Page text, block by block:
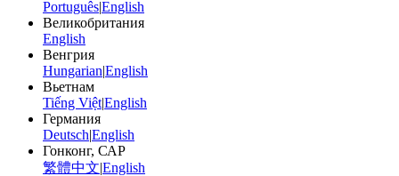
Português|English
Великобритания
English
Венгрия
Hungarian|English
Вьетнам
Tiếng Việt|English
Германия
Deutsch|English
Гонконг, САР
繁體中文|English